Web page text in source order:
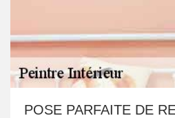
POSE PARFAITE DE